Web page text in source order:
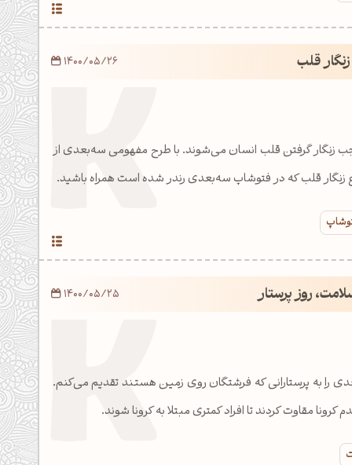
قلب
زنگار گرفتن قلب انسان می‌شوند. با طرح مفهومی سه‌بعدی از
زنگار قلب که در فتوشاپ سه‌بعدی رندر شده است همراه باشید.
1400/05/26
روز پرستار
را به پرستارانی که فرشتگان روی زمین هستند تقدیم می‌کنم.
مقاوت کردند تا افراد کمتری مبتلا به کرونا شوند.
1400/05/25